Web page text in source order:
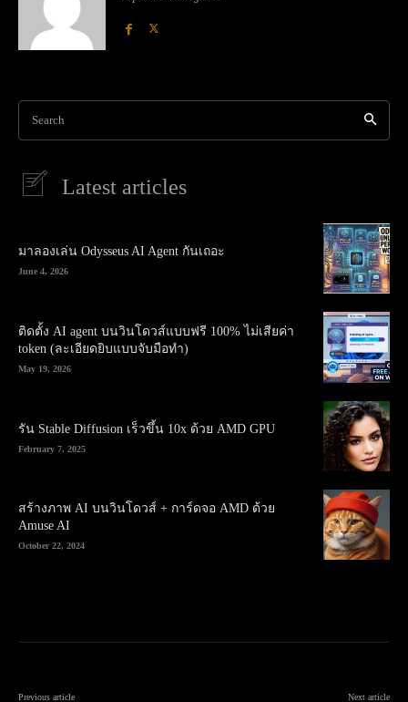
Search
Latest articles
มาลองเล่น Odysseus AI Agent กันเถอะ
June 4, 2026
ติดตั้ง AI agent บนวินโดวส์แบบฟรี 100% ไม่เสียค่า
token (ละเอียดยิบแบบจับมือทำ)
May 19, 2026
รัน Stable Diffusion เร็วขึ้น 10x ด้วย AMD GPU
February 7, 2025
สร้างภาพ AI บนวินโดวส์ + การ์ดจอ AMD ด้วย
Amuse AI
October 22, 2024
Previous article Next article